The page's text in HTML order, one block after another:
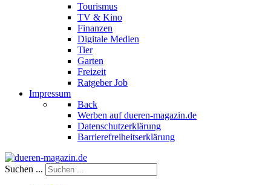
Tourismus
TV & Kino
Finanzen
Digitale Medien
Tier
Garten
Freizeit
Ratgeber Job
Impressum
Back
Werben auf dueren-magazin.de
Datenschutzerklärung
Barrierefreiheitserklärung
Suchen ...